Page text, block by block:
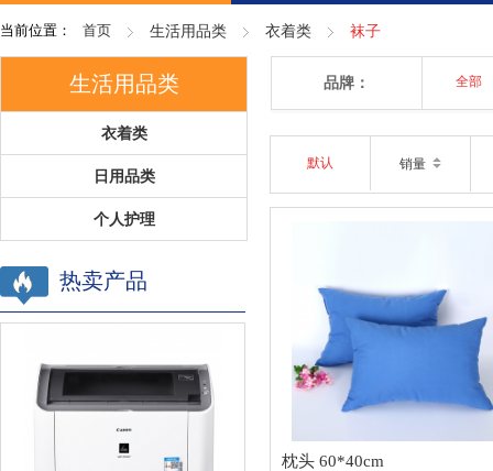
当前位置： 首页 生活用品类 衣着类 袜子
生活用品类
衣着类
日用品类
个人护理
热卖产品
品牌： 全部
默认 销量
枕头 60*40cm